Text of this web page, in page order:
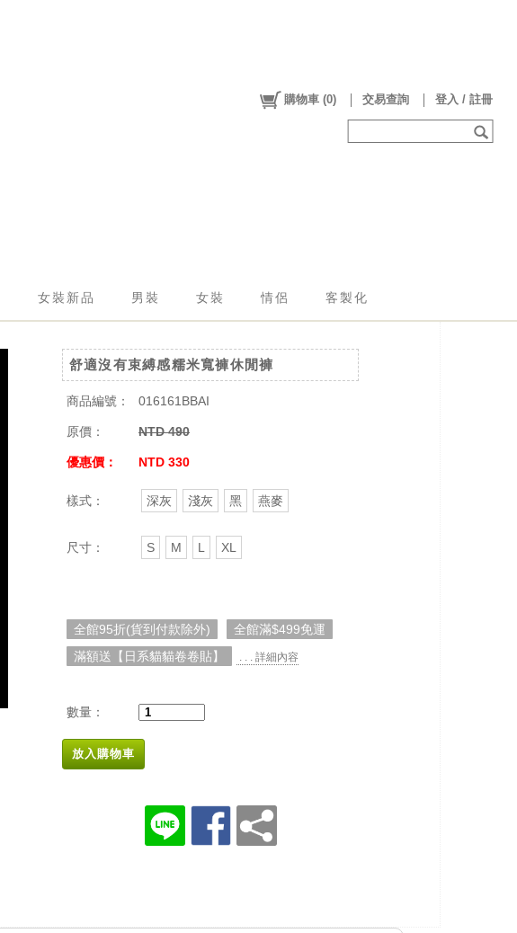
女裝新品 男裝 女裝 情侶 客製化
購物車 (0) 交易查詢 登入 / 註冊
舒適沒有束縛感糯米寬褲休閒褲
商品編號： 016161BBAI
原價： NTD 490
優惠價： NTD 330
樣式： 深灰 淺灰 黑 燕麥
尺寸： S M L XL
全館95折(貨到付款除外)
全館滿$499免運
滿額送【日系貓貓卷卷貼】
. . . 詳細內容
數量：
放入購物車